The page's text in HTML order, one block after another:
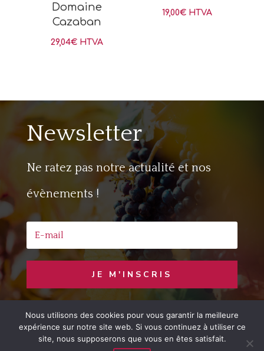
Domaine
Cazaban
29,04€ HTVA
19,00€ HTVA
Newsletter
Ne ratez pas notre actualité et nos
évènements !
JE M'INSCRIS
Copyright © 2020 Jaime le Vin – Developed
byLemonCom
Nous utilisons des cookies pour vous garantir la meilleure
expérience sur notre site web. Si vous continuez à utiliser ce
site, nous supposerons que vous en êtes satisfait.